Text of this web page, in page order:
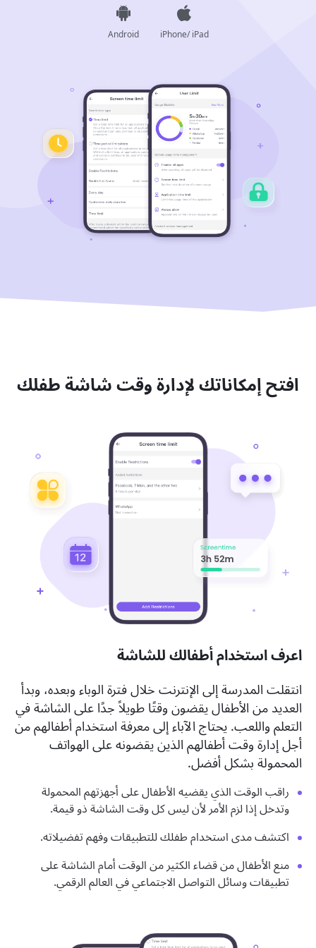
iPhone/ iPad
Android
افتح إمكاناتك لإدارة وقت شاشة طفلك
اعرف استخدام أطفالك للشاشة
انتقلت المدرسة إلى الإنترنت خلال فترة الوباء وبعده، وبدأ
العديد من الأطفال يقضون وقتًا طويلاً جدًا على الشاشة في
التعلم واللعب. يحتاج الآباء إلى معرفة استخدام أطفالهم من
أجل إدارة وقت أطفالهم الذين يقضونه على الهواتف
المحمولة بشكل أفضل.
راقب الوقت الذي يقضيه الأطفال على أجهزتهم المحمولة
وتدخل إذا لزم الأمر لأن ليس كل وقت الشاشة ذو قيمة.
اكتشف مدى استخدام طفلك للتطبيقات وفهم تفضيلاته.
منع الأطفال من قضاء الكثير من الوقت أمام الشاشة على
تطبيقات وسائل التواصل الاجتماعي في العالم الرقمي.